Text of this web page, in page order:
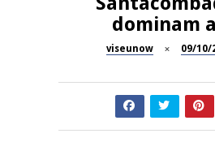
Festas do Concelho de Penalva
do Castelo
Amador de Abrunhosa-a-Velha
Now Opinião – Manuela
Antunes: Problemas nos
SÃO PEDRO DO SUL
dominam a
viseunow 09/10/